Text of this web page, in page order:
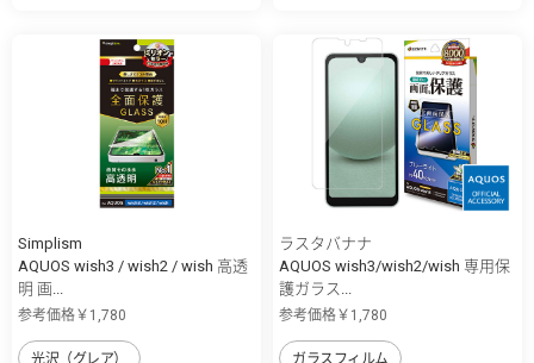
Simplism
AQUOS wish3 / wish2 / wish 高透
明 画...
参考価格￥1,780
光沢（グレア）
ラスタバナナ
AQUOS wish3/wish2/wish 専用保
護ガラス...
参考価格￥1,780
ガラスフィルム